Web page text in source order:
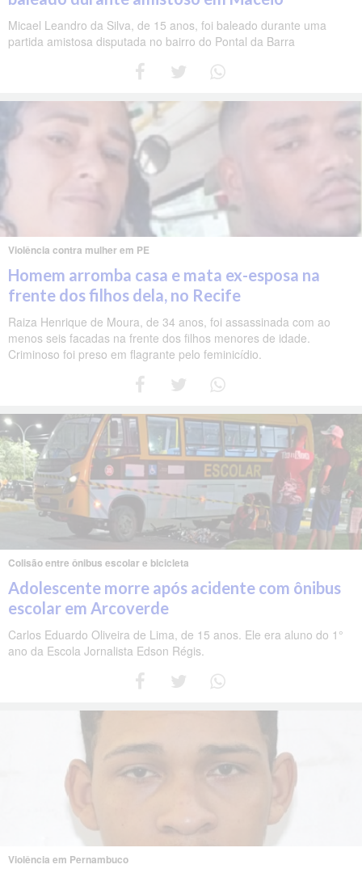
Micael Leandro da Silva, de 15 anos, foi baleado durante uma
partida amistosa disputada no bairro do Pontal da Barra
Violência contra mulher em PE
Homem arromba casa e mata ex-esposa na
frente dos filhos dela, no Recife
Raiza Henrique de Moura, de 34 anos, foi assassinada com ao
menos seis facadas na frente dos filhos menores de idade.
Criminoso foi preso em flagrante pelo feminicídio.
Colisão entre ônibus escolar e bicicleta
Adolescente morre após acidente com ônibus
escolar em Arcoverde
Carlos Eduardo Oliveira de Lima, de 15 anos. Ele era aluno do 1°
ano da Escola Jornalista Edson Régis.
Violência em Pernambuco